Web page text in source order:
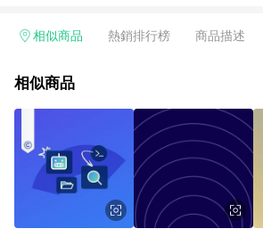
電玩/遊戲/相機/單眼/鏡頭/拍立得 [2024/6/1起
的購回饋活動享Yahoo超贈點回饋者 - 購物中心
3. 訂單回饋金額將扣除運費/購物金/超贈點/福利
價券等虛擬貨幣折抵 4. 大宗採購或批發轉賣不
有相關事證認定您為大宗採購、批發轉賣而非
相關認定以Yahoo購物中心之認定為準
相似商品 熱銷排行榜 商品描述
相似商品